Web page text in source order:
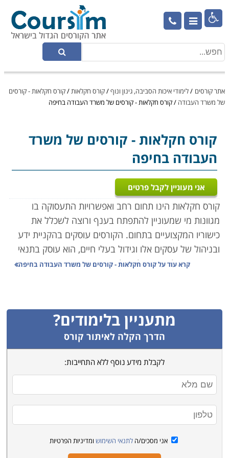

אתר קורסים /לימודי איכות הסביבה, גינון ונוף/קורס חקלאות/קורס חקלאות - קורסים
של משרד העבודה /קורס חקלאות - קורסים של משרד העבודה בחיפה
קורס חקלאות- קורסים של משרד
העבודה בחיפה
אני מעוניין לקבל פרטים
קורס חקלאות הינו תחום רחב ואפשרויות התעסוקה בו
מגוונות מי שמעוניין להתפתח בענף ורוצה לשכלל את
כישוריו המקצועיים בתחום. הקורסים עוסקים בהקניית ידע
ובניהול של עסקים אלו וגידול בעלי חיים, הוא עוסק בתנאי
אחזקה, טיפול וריפוי של בעלי חיים, וקורס מדביר מוסמך.
מגוון רב של תחומים
בקורס יהיו אף נושאים שונים ללמידה והם: מדעי החיים
והביולוגיה, לימודי היסודות במדעים כמו מתמטיקה, פיסיקה,
כימיה סטטיסטיקה מחשבים ועוד. תחום החקלאות הינו
תחום עם הרבה אפשרויות והלימודים והתעסוקה בתחום זה
הינם מגוונים. הלימודים כוללים ניהול עסק חקלאי . תחומים
נוספים בקורס זה גם דישון, חומרי הדישון השונים. גם את
עקרונות הדברת העשבים והתמודדות עם מחלות של
קרא עוד עלקורס חקלאות - קורסים של משרד העבודה בחיפה
מתעניין בלימודים?
הדרך הקלה לאיתור קורס
לקבלת מידע נוסף ללא התחייבות:
אני מסכים/ה לתנאי השימוש ומדיניות הפרטיות